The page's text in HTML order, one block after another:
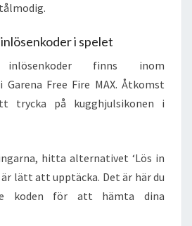
i spelet
finns inom
Free Fire MAX. Åtkomst
trycka på kugghjulsikonen i
hitta alternativet ‘Lös in
är lätt att upptäcka. Det är här du
koden för att hämta dina